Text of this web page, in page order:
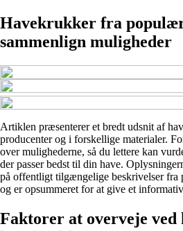
Havekrukker fra
sammenlign muligheder
Artiklen præsenterer et bredt udsnit af
producenter og i forskellige materialer.
over mulighederne, så du lettere kan
der passer bedst til din have.
på offentligt tilgængelige beskrivelser fra
og er opsummeret for at give et
Faktorer at overveje ved